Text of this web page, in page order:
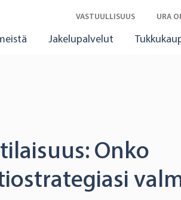
VASTUULLISUUS URA
Jakelupalvelut
Onko